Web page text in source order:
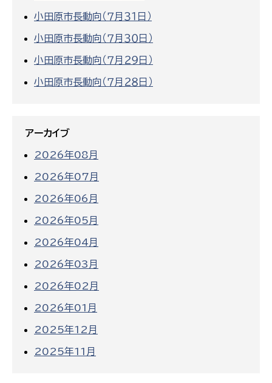
小田原市長動向（７月３１日）
小田原市長動向（７月３０日）
小田原市長動向（７月２９日）
小田原市長動向（７月２８日）
アーカイブ
2026年08月
2026年07月
2026年06月
2026年05月
2026年04月
2026年03月
2026年02月
2026年01月
2025年12月
2025年11月